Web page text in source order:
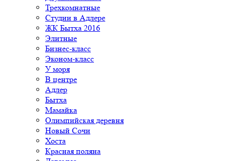
Трехкомнатные
Студии в Адлере
ЖК Бытха 2016
Элитные
Бизнес-класс
Эконом-класс
У моря
В центре
Адлер
Бытха
Мамайка
Олимпийская деревня
Новый Сочи
Хоста
Красная поляна